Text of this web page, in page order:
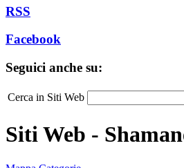
RSS
Facebook
Seguici anche su:
Cerca in Siti Web
Siti Web -